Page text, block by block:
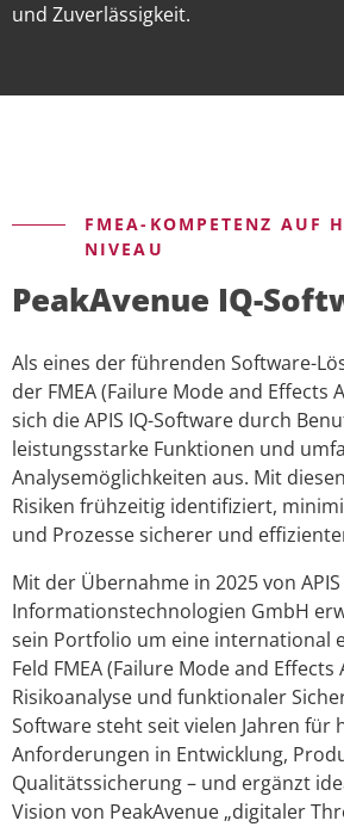
und Zuverlässigkeit.
FMEA-KOMPETENZ AUF
NIVEAU
PeakAvenue IQ-
Als eines der führenden Software-
der FMEA (Failure Mode and Effects
sich die APIS IQ-Software durch
leistungsstarke Funktionen und
Analysemöglichkeiten aus. Mit
Risiken frühzeitig identifiziert,
und Prozesse sicherer und
Mit der Übernahme in 2025 von APIS
Informationstechnologien GmbH
sein Portfolio um eine international
Feld FMEA (Failure Mode and Effects
Risikoanalyse und funktionaler
Software steht seit vielen Jahren für
Anforderungen in Entwicklung,
Qualitätssicherung – und ergänzt
Vision von PeakAvenue „digitaler